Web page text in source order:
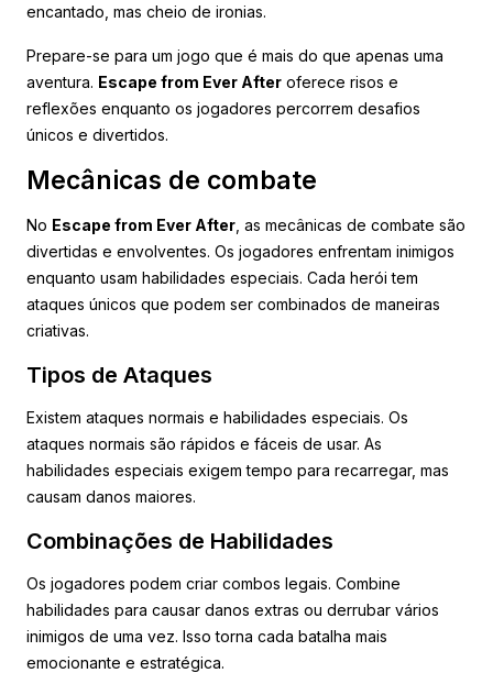
encantado, mas cheio de ironias.
Prepare-se para um jogo que é mais do que apenas uma
aventura. Escape from Ever After oferece risos e
reflexões enquanto os jogadores percorrem desafios
únicos e divertidos.
Mecânicas de combate
No Escape from Ever After , as mecânicas de combate são
divertidas e envolventes. Os jogadores enfrentam inimigos
enquanto usam habilidades especiais. Cada herói tem
ataques únicos que podem ser combinados de maneiras
criativas.
Tipos de Ataques
Existem ataques normais e habilidades especiais. Os
ataques normais são rápidos e fáceis de usar. As
habilidades especiais exigem tempo para recarregar, mas
causam danos maiores.
Combinações de Habilidades
Os jogadores podem criar combos legais. Combine
habilidades para causar danos extras ou derrubar vários
inimigos de uma vez. Isso torna cada batalha mais
emocionante e estratégica.